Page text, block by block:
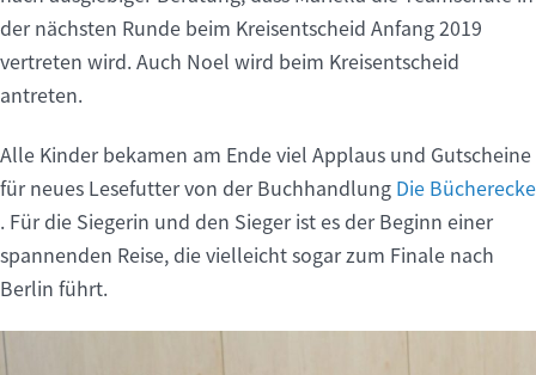
der nächsten Runde beim Kreisentscheid Anfang 2019
vertreten wird. Auch Noel wird beim Kreisentscheid
antreten.
Alle Kinder bekamen am Ende viel Applaus und Gutscheine
für neues Lesefutter von der Buchhandlung Die Bücherecke
. Für die Siegerin und den Sieger ist es der Beginn einer
spannenden Reise, die vielleicht sogar zum Finale nach
Berlin führt.